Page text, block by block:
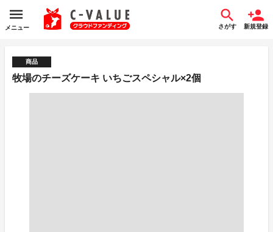
メニュー さがす 新規登録
商品
牧場のチーズケーキ いちごスペシャル×2個